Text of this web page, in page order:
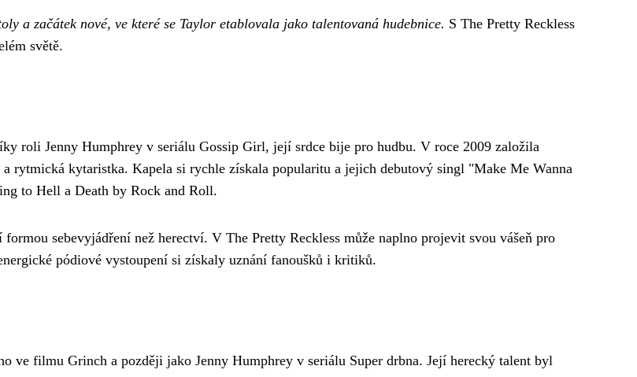
a začátek nové, ve které se Taylor etablovala jako talentovaná hudebnice. S The Pretty Reckless
světě.
roli Jenny Humphrey v seriálu Gossip Girl, její srdce bije pro hudbu. V roce 2009 založila
rytmická kytaristka. Kapela si rychle získala popularitu a jejich debutový singl "Make Me Wanna
to Hell a Death by Rock and Roll.
sebevyjádření než herectví. V The Pretty Reckless může naplno projevit svou vášeň pro
pódiové vystoupení si získaly uznání fanoušků i kritiků.
ve filmu Grinch a později jako Jenny Humphrey v seriálu Super drbna. Její herecký talent byl